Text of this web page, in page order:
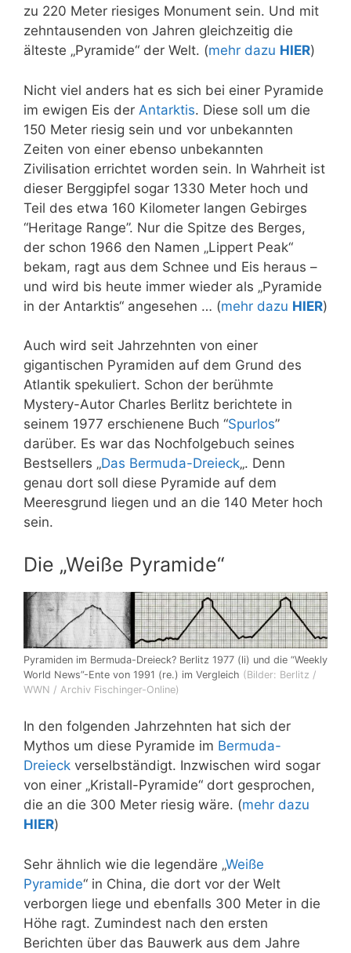
zu 220 Meter riesiges Monument sein. Und mit
zehntausenden von Jahren gleichzeitig die
älteste „Pyramide“ der Welt. (mehr dazu HIER)
Nicht viel anders hat es sich bei einer Pyramide
im ewigen Eis der Antarktis. Diese soll um die
150 Meter riesig sein und vor unbekannten
Zeiten von einer ebenso unbekannten
Zivilisation errichtet worden sein. In Wahrheit ist
dieser Berggipfel sogar 1330 Meter hoch und
Teil des etwa 160 Kilometer langen Gebirges
“Heritage Range”. Nur die Spitze des Berges,
der schon 1966 den Namen „Lippert Peak“
bekam, ragt aus dem Schnee und Eis heraus –
und wird bis heute immer wieder als „Pyramide
in der Antarktis“ angesehen … (mehr dazu HIER)
Auch wird seit Jahrzehnten von einer
gigantischen Pyramiden auf dem Grund des
Atlantik spekuliert. Schon der berühmte
Mystery-Autor Charles Berlitz berichtete in
seinem 1977 erschienene Buch “Spurlos”
darüber. Es war das Nochfolgebuch seines
Bestsellers „Das Bermuda-Dreieck„. Denn
genau dort soll diese Pyramide auf dem
Meeresgrund liegen und an die 140 Meter hoch
sein.
Die „Weiße Pyramide“
Pyramiden im Bermuda-Dreieck? Berlitz 1977 (li) und die “Weekly
World News”-Ente von 1991 (re.) im Vergleich (Bilder: Berlitz /
WWN / Archiv Fischinger-Online)
In den folgenden Jahrzehnten hat sich der
Mythos um diese Pyramide im Bermuda-
Dreieck verselbständigt. Inzwischen wird sogar
von einer „Kristall-Pyramide“ dort gesprochen,
die an die 300 Meter riesig wäre. (mehr dazu
HIER)
Sehr ähnlich wie die legendäre „Weiße
Pyramide“ in China, die dort vor der Welt
verborgen liege und ebenfalls 300 Meter in die
Höhe ragt. Zumindest nach den ersten
Berichten über das Bauwerk aus dem Jahre